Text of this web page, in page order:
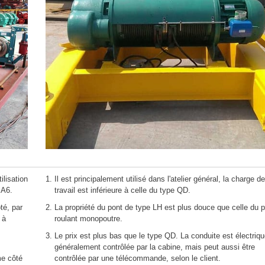
par
à
côté
Il est principalement utilisé dans l'atelier général, la charge de
travail est inférieure à celle du type QD.
La propriété du pont de type LH est plus douce que celle du
roulant monopoutre.
Le prix est plus bas que le type QD. La conduite est
généralement contrôlée par la cabine, mais peut aussi être
contrôlée par une télécommande, selon le client.